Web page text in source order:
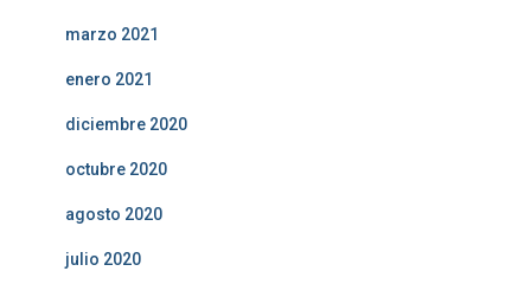
marzo 2021
enero 2021
diciembre 2020
octubre 2020
agosto 2020
julio 2020